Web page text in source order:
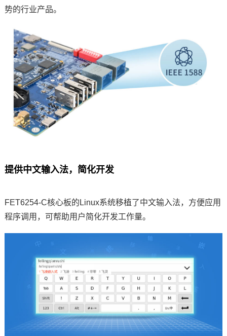
势的行业产品。
提供中文输入法，简化开发
FET6254-C核心板的Linux系统移植了中文输入法，方便应用
程序调用，可帮助用户简化开发工作量。